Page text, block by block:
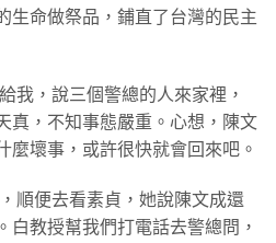
生命做祭品，鋪直了台灣的民主
，說三個警總的人來家裡，
真，不知事態嚴重。心想，陳文
麼壞事，或許很快就會回來吧。
順便去看素貞，她說陳文成還
白教授幫我們打電話去警總問，